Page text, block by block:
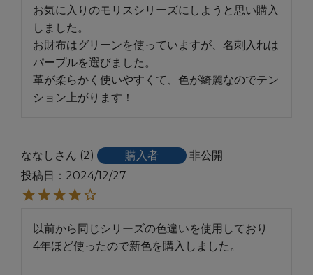
お気に入りのモリスシリーズにしようと思い購入
しました。
お財布はグリーンを使っていますが、名刺入れは
パープルを選びました。
革が柔らかく使いやすくて、色が綺麗なのでテン
ション上がります！
ななし 2 購入者
非公開
投稿日
2024/12/27
以前から同じシリーズの色違いを使用しており
4年ほど使ったので新色を購入しました。